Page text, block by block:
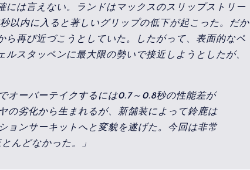
には言えない。ランドはマックスのスリップストリー
以内に入ると著しいグリップの低下が起こった。だか
ら再び近づこうとしていた。したがって、表面的なペ
スタッペンに最大限の勢いで接近しようとしたが、
オーバーテイクするには0.7～0.8秒の性能差が
の劣化から生まれるが、新舗装によって鈴鹿は
ョンサーキットへと変貌を遂げた。今回は非常
んどなかった。」